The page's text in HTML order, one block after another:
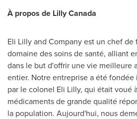
À propos de Lilly Canada
Eli Lilly and Company est un chef
domaine des soins de santé, alliant
dans le but d'offrir une vie meilleure
entier. Notre entreprise a été
par le colonel Eli Lilly, qui était voué
médicaments de grande qualité
la population. Aujourd'hui, nous